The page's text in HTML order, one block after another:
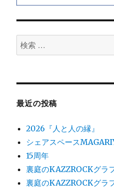
検
索
象:
最近の投稿
2026『人と人の縁』
シェアスペース
15周年
裏庭のKAZZROCKグラ
裏庭のKAZZROCKグラ